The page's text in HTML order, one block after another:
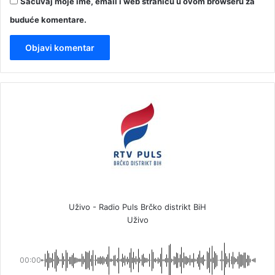
buduće komentare.
Uživo - Radio Puls Brčko distrikt BiH
Uživo
00:00